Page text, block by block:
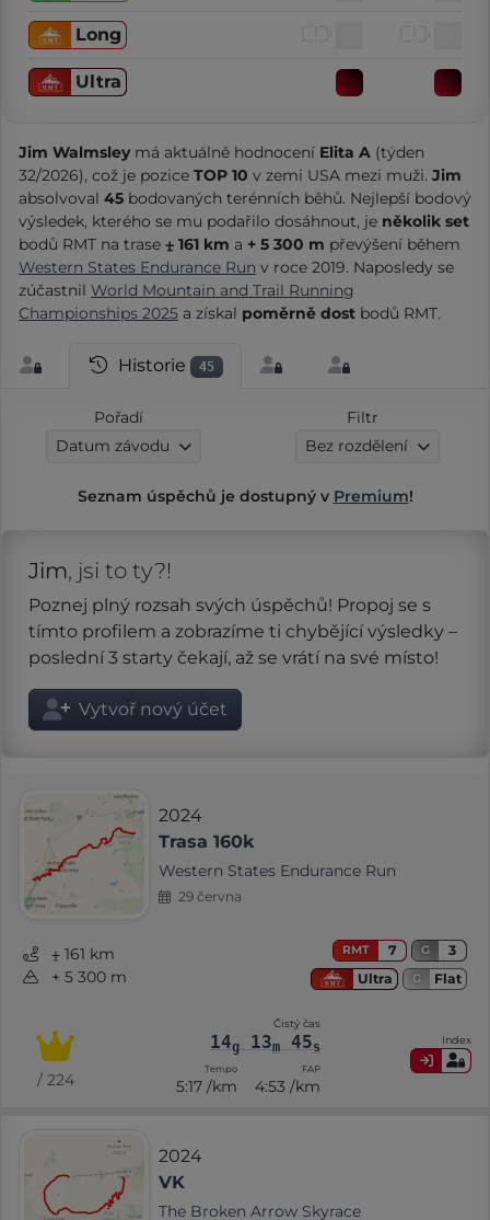
Long
Ultra
Jim Walmsley má aktuálně hodnocení Elita A (týden
32/2026), což je pozice TOP 10 v zemi USA mezi muži. Jim
absolvoval 45 bodovaných terénních běhů. Nejlepší bodový
výsledek, kterého se mu podařilo dosáhnout, je několik set
bodů RMT na trase ⨦ 161 km a + 5 300 m převýšení během
Western States Endurance Run v roce 2019. Naposledy se
zúčastnil World Mountain and Trail Running
Championships 2025 a získal poměrně dost bodů RMT.
Historie 45
Pořadí
Datum závodu
Filtr
Bez rozdělení
Seznam úspěchů je dostupný v Premium!
Jim, jsi to ty?!
Poznej plný rozsah svých úspěchů! Propoj se s
tímto profilem a zobrazíme ti chybějící výsledky –
poslední 3 starty čekají, až se vrátí na své místo!
Vytvoř nový účet
2024
Trasa 160k
Western States Endurance Run
29 června
⨦ 161 km
+ 5 300 m
RMT 7 G
3
Ultra
G Flat
/ 224
Čistý čas
14g13m45s
Tempo
5:17 /km
FAP
4:53 /km
Index
2024
VK
The Broken Arrow Skyrace